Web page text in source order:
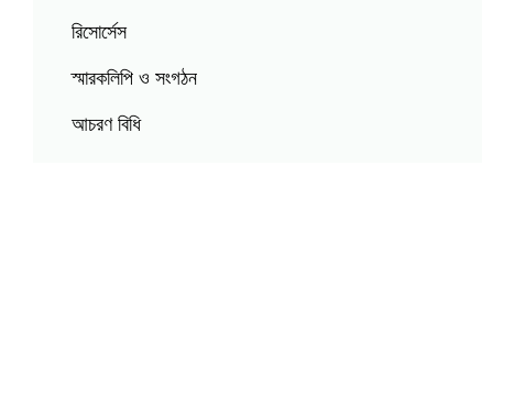
রিসোর্সেস
স্মারকলিপি ও সংগঠন
আচরণ বিধি